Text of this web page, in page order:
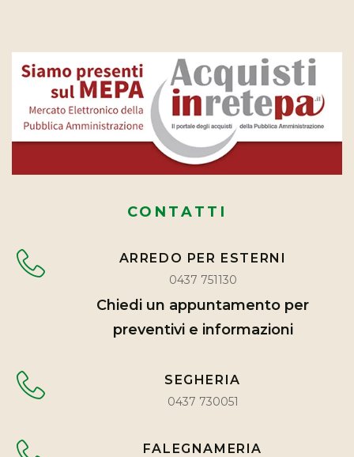
CONTATTI
ARREDO PER ESTERNI
0437 751130
Chiedi un appuntamento per
preventivi e informazioni
SEGHERIA
0437 730051
FALEGNAMERIA